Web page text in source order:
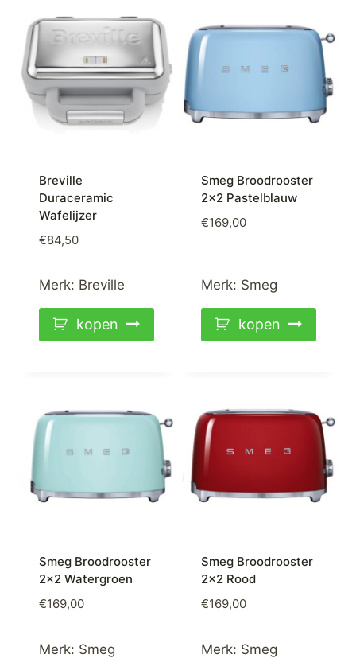
Breville
Duraceramic
Wafelijzer
€84,50
Merk: Breville
kopen
Smeg Broodrooster
2×2 Pastelblauw
€169,00
Merk: Smeg
kopen
Smeg Broodrooster
2×2 Watergroen
€169,00
Merk: Smeg
Smeg Broodrooster
2×2 Rood
€169,00
Merk: Smeg